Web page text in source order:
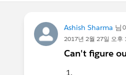
Ashish Sharma 님
2017년 2월 27일 오후
Can't figure
1.